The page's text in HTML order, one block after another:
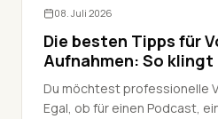
Videoproduktion
08. Juli 2026
Die besten Tipps für
Aufnahmen: So klingt
professionell
Du möchtest professionelle
Egal, ob für einen Podcast,